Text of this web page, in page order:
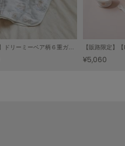
【BABY】ドリーミーベア柄６重ガーゼスリーパー
¥5,060